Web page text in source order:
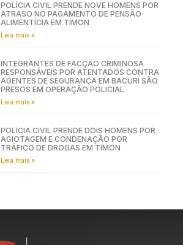
POLÍCIA CIVIL PRENDE NOVE HOMENS POR
ATRASO NO PAGAMENTO DE PENSÃO
ALIMENTÍCIA EM TIMON
Leia mais »
INTEGRANTES DE FACÇÃO CRIMINOSA
RESPONSÁVEIS POR ATENTADOS CONTRA
AGENTES DE SEGURANÇA EM BACURI SÃO
PRESOS EM OPERAÇÃO POLICIAL
Leia mais »
POLÍCIA CIVIL PRENDE DOIS HOMENS POR
AGIOTAGEM E CONDENAÇÃO POR
TRÁFICO DE DROGAS EM TIMON
Leia mais »